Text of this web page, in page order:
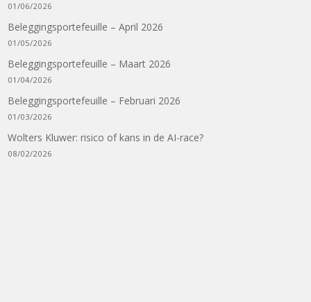
01/06/2026
Beleggingsportefeuille – April 2026
01/05/2026
Beleggingsportefeuille – Maart 2026
01/04/2026
Beleggingsportefeuille – Februari 2026
01/03/2026
Wolters Kluwer: risico of kans in de AI-race?
08/02/2026